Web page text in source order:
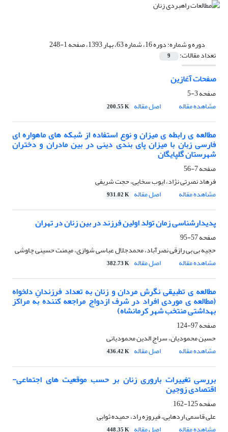
دوره و شماره:دوره 16، شماره 63، بهار 1393، صفحه 1-248
تعداد مقالات: 9
صفحات آغازین
صفحه3-5
مشاهده مقاله
اصل مقاله 200.55 K
مطالعه ی رابطه ی میزان و نوع استفاده از شبکه های ماهواره ای
فارسی زبان با میزان پای بندی دینی در بین مادران و دختران
شهرستان گلپایگان
صفحه7-56
فرهاد نصرتی نژاد، ایوب سخایی، حجت شریفی
مشاهده مقاله
اصل مقاله 931.02 K
پدیدارشناسی زمان تولد اولین فرزند در بین زنان در تهران
صفحه57-95
حجیه بی بی رازقی نصرآباد، محمدجلال عباسی شوازی، میمنت حسینی چاوشی
مشاهده مقاله
اصل مقاله 382.73 K
مطالعه ی تطبیقی نگرش مردان و زنان به تعداد فرزندانِ دلخواه
(مطالعه ی موردی افراد در شرف ازدواج مراجعه کننده به مراکز
بهداشتی منتخب شهر کرمانشاه)
صفحه97-124
حسین محمودیان، سراج الدین محمودیانی
مشاهده مقاله
اصل مقاله 436.42 K
بررسی تغییرات باروری زنان بر حسب موقعیت های اجتماعی-
اقتصادی زوجین
صفحه125-162
علی قاسمی اردهایی، فیروزه راد، حمیده ثوابی